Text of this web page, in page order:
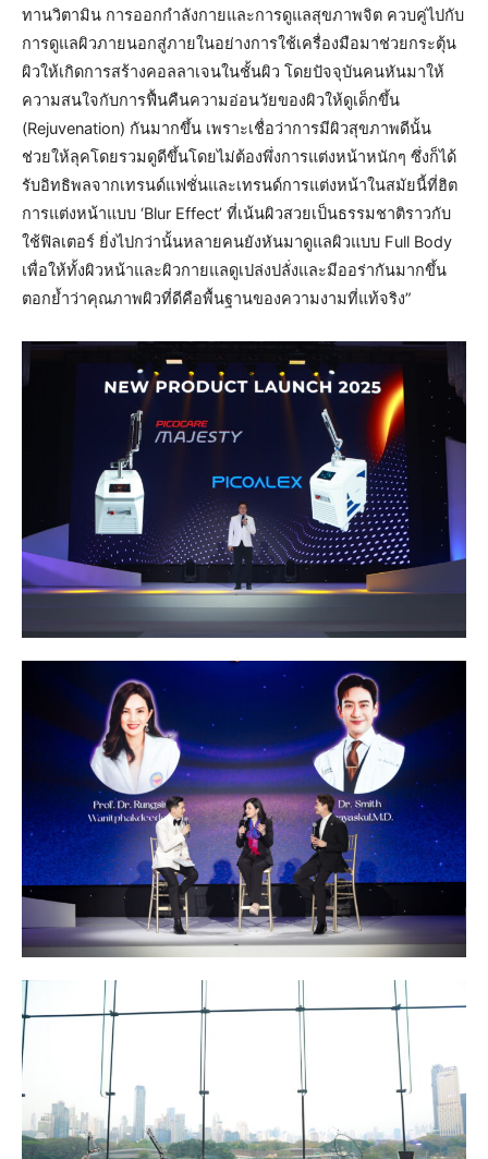
ทานวิตามิน การออกกำลังกายและการดูแลสุขภาพจิต ควบคู่ไปกับ
การดูแลผิวภายนอกสู่ภายในอย่างการใช้เครื่องมือมาช่วยกระตุ้น
ผิวให้เกิดการสร้างคอลลาเจนในชั้นผิว โดยปัจจุบันคนหันมาให้
ความสนใจกับการฟื้นคืนความอ่อนวัยของผิวให้ดูเด็กขึ้น
(Rejuvenation) กันมากขึ้น เพราะเชื่อว่าการมีผิวสุขภาพดีนั้น
ช่วยให้ลุคโดยรวมดูดีขึ้นโดยไม่ต้องพึ่งการแต่งหน้าหนักๆ ซึ่งก็ได้
รับอิทธิพลจากเทรนด์แฟชั่นและเทรนด์การแต่งหน้าในสมัยนี้ที่ฮิต
การแต่งหน้าแบบ ‘Blur Effect’ ที่เน้นผิวสวยเป็นธรรมชาติราวกับ
ใช้ฟิลเตอร์ ยิ่งไปกว่านั้นหลายคนยังหันมาดูแลผิวแบบ Full Body
เพื่อให้ทั้งผิวหน้าและผิวกายแลดูเปล่งปลั่งและมีออร่ากันมากขึ้น
ตอกย้ำว่าคุณภาพผิวที่ดีคือพื้นฐานของความงามที่แท้จริง”